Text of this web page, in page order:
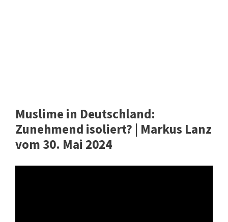
Muslime in Deutschland:
Zunehmend isoliert? | Markus Lanz
vom 30. Mai 2024